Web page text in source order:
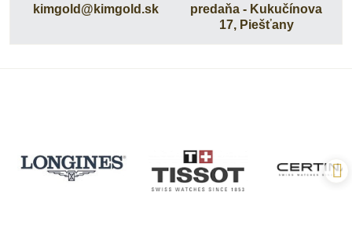
kimgold​@kimgold​.sk
predaňa - Kukučínova
17, Piešťany